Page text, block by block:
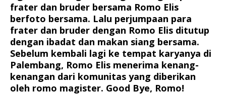
frater dan bruder bersama Romo Elis
berfoto bersama. Lalu perjumpaan para
frater dan bruder dengan Romo Elis ditutup
dengan ibadat dan makan siang bersama.
Sebelum kembali lagi ke tempat karyanya di
Palembang, Romo Elis menerima kenang-
kenangan dari komunitas yang diberikan
oleh romo magister. Good Bye, Romo!